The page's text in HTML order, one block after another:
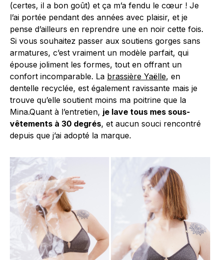
(certes, il a bon goût) et ça m’a fendu le cœur ! Je
l’ai portée pendant des années avec plaisir, et je
pense d’ailleurs en reprendre une en noir cette fois.
Si vous souhaitez passer aux soutiens gorges sans
armatures, c’est vraiment un modèle parfait, qui
épouse joliment les formes, tout en offrant un
confort incomparable. La brassière Yaëlle, en
dentelle recyclée, est également ravissante mais je
trouve qu’elle soutient moins ma poitrine que la
Mina.Quant à l’entretien, je lave tous mes sous-
vêtements à 30 degrés, et aucun souci rencontré
depuis que j’ai adopté la marque.